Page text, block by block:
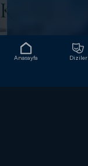
Anasayfa Diziler